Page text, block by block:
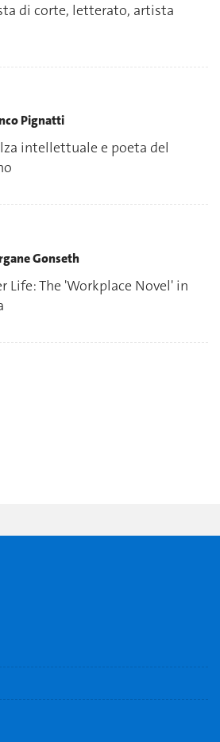
di corte, letterato, artista
Pignatti
intellettuale e poeta del
Gonseth
Life: The 'Workplace Novel' in